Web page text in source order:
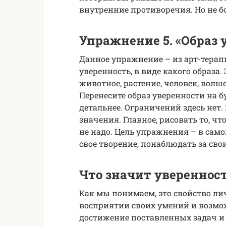
внутренние противоречия. Но не
Упражнение 5. «Образ
Данное упражнение – из арт-
уверенность, в виде какого
животное, растение, человек,
Перенесите образ уверенности на
детальнее. Ограничений здесь
значения. Главное, рисовать то,
не надо. Цель упражнения – в
свое творение, понаблюдать за
Что значит
Как мы понимаем, это свойство
восприятии своих умений и
достижение поставленных задач